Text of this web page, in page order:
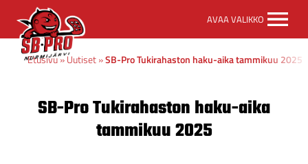
Pro
etusivulle
AVAA VALIKKO
Etusivu»Uutiset»SB-Pro Tukirahaston haku-aika tammikuu 2025
SB-Pro Tukirahaston haku-aika
tammikuu 2025